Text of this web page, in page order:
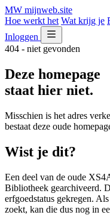
MW mijnweb.site
Hoe werkt het Wat krijg je
Inloggen
404 - niet gevonden
Deze homepage
staat hier niet.
Misschien is het adres
bestaat deze oude
Wist je dit?
Een deel van de oude
Bibliotheek gearchiveerd.
erfgoedstatus gekregen.
zoekt, kan die dus nog in